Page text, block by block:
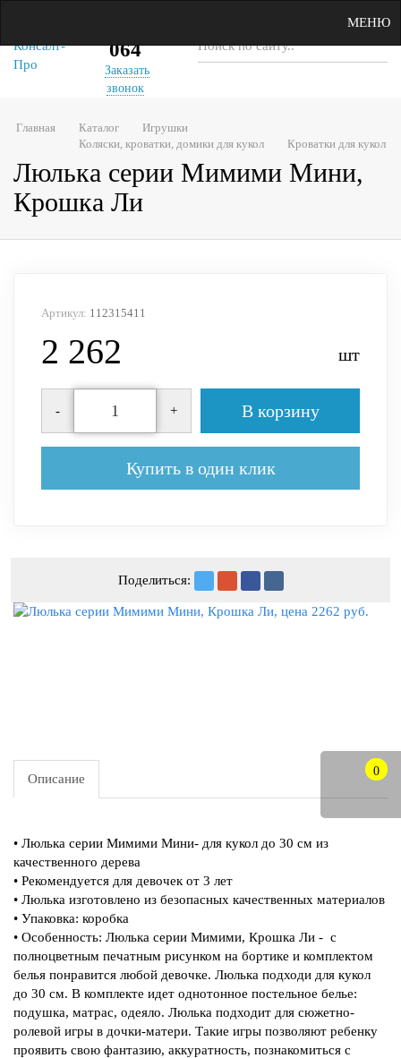
МЕНЮ
0
064
Заказать
звонок
Главная Каталог
Игрушки
Коляски, кроватки, домики для кукол
Кроватки для кукол
Люлька серии Мимими Мини,
Крошка Ли
Артикул: 112315411
2 262 шт
- + В корзину
Купить в один клик
Поделиться:
Описание
• Люлька серии Мимими Мини- для кукол до 30 см из
качественного дерева
• Рекомендуется для девочек от 3 лет
• Люлька изготовлено из безопасных качественных материалов
• Упаковка: коробка
• Особенность: Люлька серии Мимими, Крошка Ли - с
полноцветным печатным рисунком на бортике и комплектом
белья понравится любой девочке. Люлька подходи для кукол
до 30 см. В комплекте идет однотонное постельное белье:
подушка, матрас, одеяло. Люлька подходит для сюжетно-
ролевой игры в дочки-матери. Такие игры позволяют ребенку
проявить свою фантазию, аккуратность, познакомиться с